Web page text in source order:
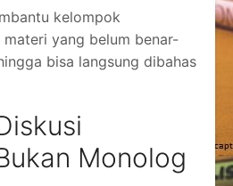
kelompok
materi yang belum benar-
bisa langsung dibahas
Monolog